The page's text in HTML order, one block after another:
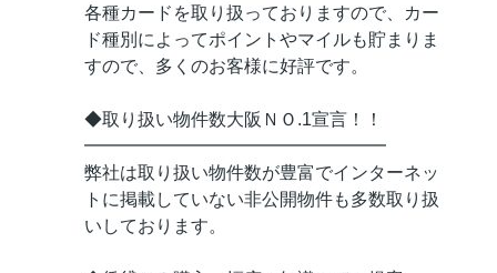
各種カードを取り扱っておりますので、カー
ド種別によってポイントやマイルも貯まりま
すので、多くのお客様に好評です。
◆取り扱い物件数大阪ＮＯ.1宣言！！
━━━━━━━━━━━━━━━━━
弊社は取り扱い物件数が豊富でインターネッ
トに掲載していない非公開物件も多数取り扱
いしております。